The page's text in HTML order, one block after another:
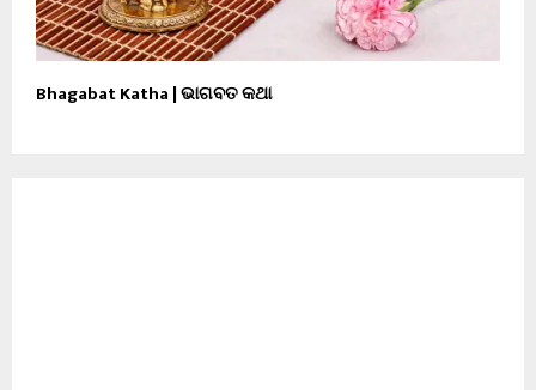
Bhagabat Katha | ଭାଗବତ କଥା